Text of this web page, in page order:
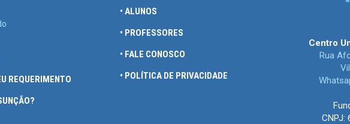
REQUERIMENTO
• ALUNOS
• PROFESSORES
• FALE CONOSCO
• POLÍTICA DE PRIVACIDADE
Centro
Rua
CNPJ: